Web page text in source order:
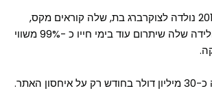
25. ב-1 בדצמבר 2015 נולדה לצוקרברג בת, שלה קוראים מקס,
והוא הבטיח בעת הלידה שלה שיתרום עוד בימי חייו כ -99% משווי